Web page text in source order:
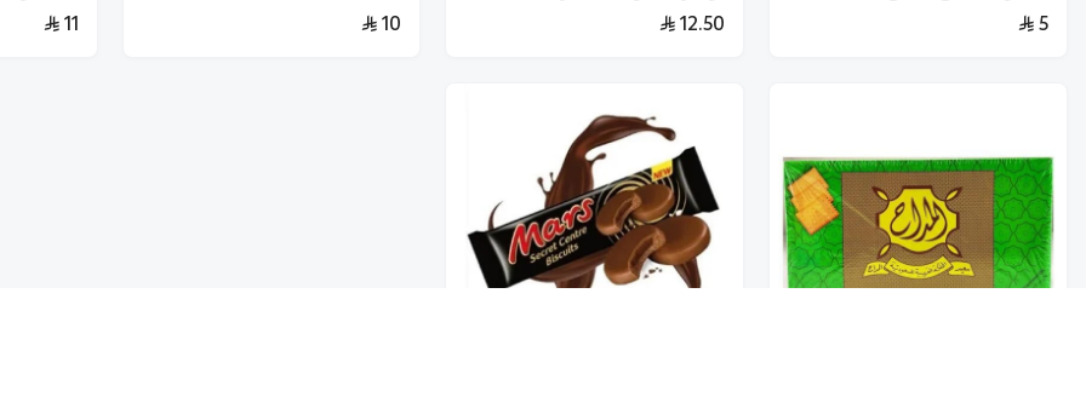
5
12.50
10
11